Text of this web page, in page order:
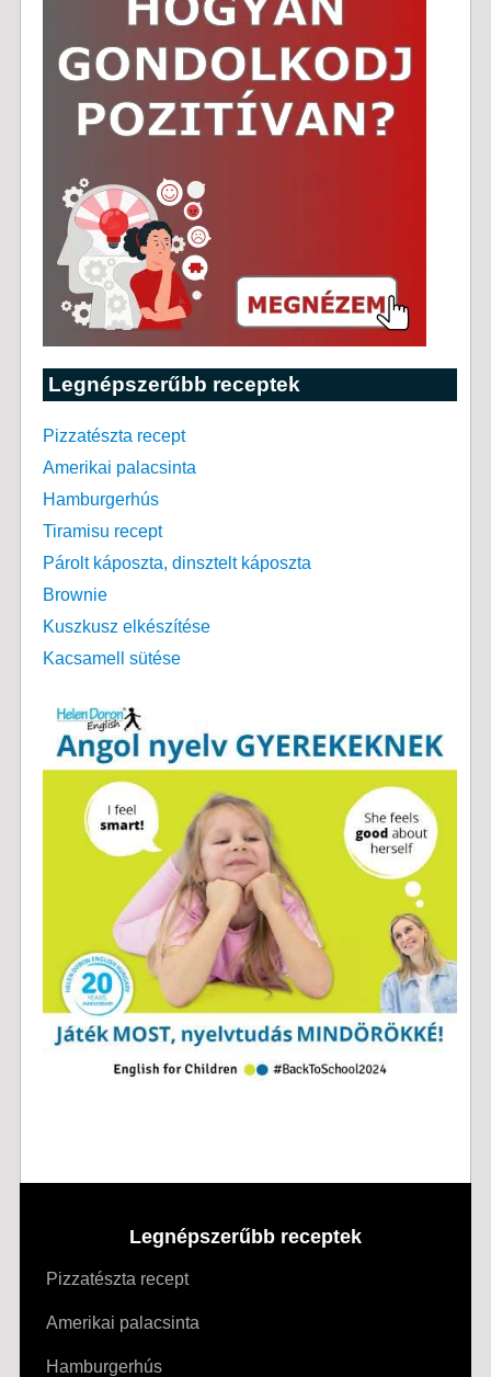
Legnépszerűbb receptek
Pizzatészta recept
Amerikai palacsinta
Hamburgerhús
Tiramisu recept
Párolt káposzta, dinsztelt káposzta
Brownie
Kuszkusz elkészítése
Kacsamell sütése
Legnépszerűbb receptek
Pizzatészta recept
Amerikai palacsinta
Hamburgerhús